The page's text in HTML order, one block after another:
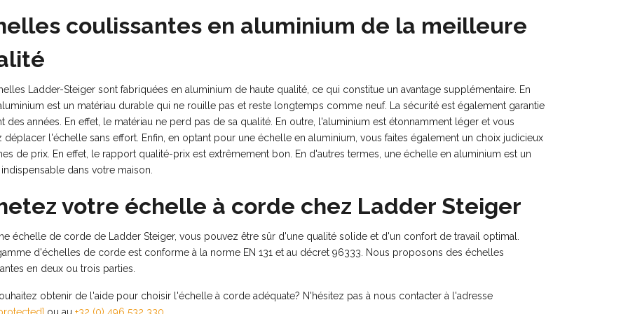
coulissantes en aluminium de la meilleure
Ladder-Steiger sont fabriquées en aluminium de haute qualité, ce qui constitue un avantage supplémentaire. En
est un matériau durable qui ne rouille pas et reste longtemps comme neuf. La sécurité est également garantie
des années. En effet, le matériau ne perd pas de sa qualité. En outre, l'aluminium est étonnamment léger et vous
déplacer l'échelle sans effort. Enfin, en optant pour une échelle en aluminium, vous faites également un choix judicieux
de prix. En effet, le rapport qualité-prix est extrêmement bon. En d'autres termes, une échelle en aluminium est un
dans votre maison.
votre échelle à corde chez Ladder Steiger
échelle de corde de Ladder Steiger, vous pouvez être sûr d'une qualité solide et d'un confort de travail optimal.
d'échelles de corde est conforme à la norme EN 131 et au décret 96333. Nous proposons des échelles
en deux ou trois parties.
obtenir de l'aide pour choisir l'échelle à corde adéquate? N'hésitez pas à nous contacter à l'adresse